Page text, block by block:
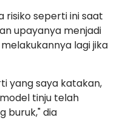
risiko seperti ini saat
upayanya menjadi
lagi jika
yang saya katakan,
tinju telah
buruk," dia